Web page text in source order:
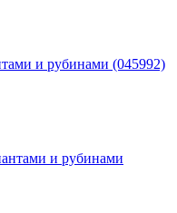
и рубинами (045992)
и рубинами